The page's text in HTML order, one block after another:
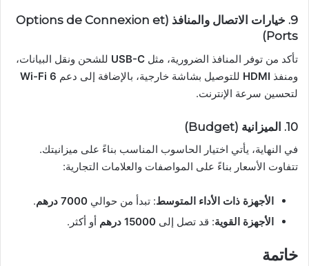
9.
خيارات الاتصال والمنافذ (Options de Connexion et
Ports)
تأكد من توفر المنافذ الضرورية، مثل USB-C للشحن ونقل البيانات،
ومنفذ HDMI للتوصيل بشاشة خارجية، بالإضافة إلى دعم Wi-Fi 6
لتحسين سرعة الإنترنت.
10. الميزانية (Budget)
في النهاية، يأتي اختيار الحاسوب المناسب بناءً على ميزانيتك.
تتفاوت الأسعار بناءً على المواصفات والعلامات التجارية:
الأجهزة ذات الأداء المتوسط: تبدأ من حوالي 7000 درهم
.
الأجهزة القوية: قد تصل إلى 15000 درهم أو أكثر.
خاتمة